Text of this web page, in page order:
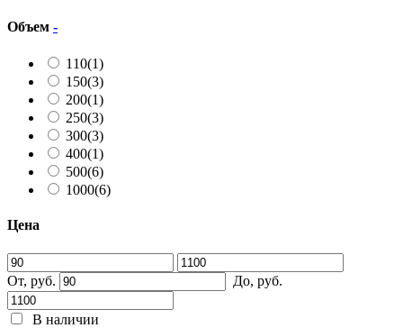
Объем -
110(1)
150(3)
200(1)
250(3)
300(3)
400(1)
500(6)
1000(6)
Цена
От, руб. До, руб.
В наличии